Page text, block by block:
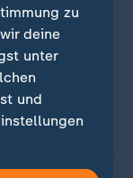
zu
deine
unter
und